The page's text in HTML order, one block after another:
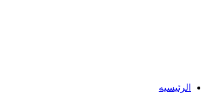
الرئيسيه